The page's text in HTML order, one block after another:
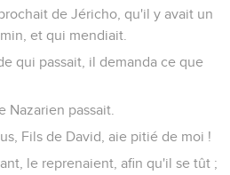
de Jéricho, qu'il y avait un
et qui mendiait.
qui passait, il demanda ce que
Nazarien passait.
Fils de David, aie pitié de moi !
le reprenaient, afin qu'il se tût ;